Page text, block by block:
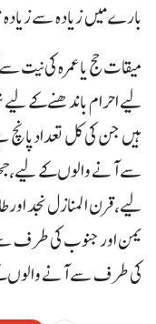
بارے میں زیادہ سے
میقات حج یا عمرہ کی نیت
لیے احرام باندھنے کے
ہیں جن کی کل تعدادپانچ
سے آنے والوں کے
لیے،قرن المنازل نجد
یمن اور جنوب کی طرف
کی طرف سے آنے والوں